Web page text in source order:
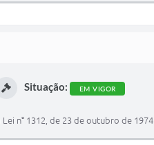
Situação: EM VIGOR
n° 1312, de 23 de outubro de